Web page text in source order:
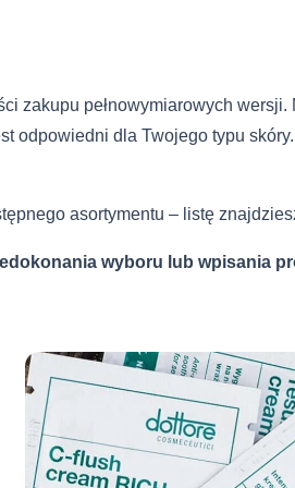
Dostawa do
Kurier DHL
Sprawdź
Wyrażam
616792520
Zwroty i
zakupu pełnowymiarowych
odpowiedni dla Twojego typu
asortymentu – listę
wyboru lub wpisania